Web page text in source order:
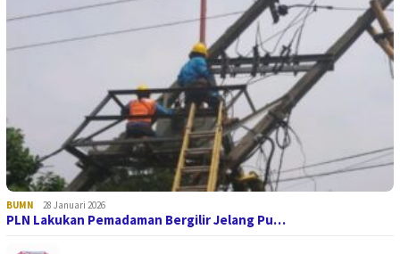
BUMN 28 Januari 2026
PLN Lakukan Pemadaman Bergilir Jelang Pu…